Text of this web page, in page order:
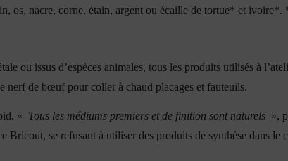
os, nacre, corne, étain, argent ou écaille de tortue* et ivoire*.
ou issus d’espèces animales, tous les produits utilisés à
nerf de bœuf pour coller à chaud placages et fauteuils.
« Tous les médiums premiers et de finition sont naturels »,
Bricout, se refusant à utiliser des produits de synthèse dans le